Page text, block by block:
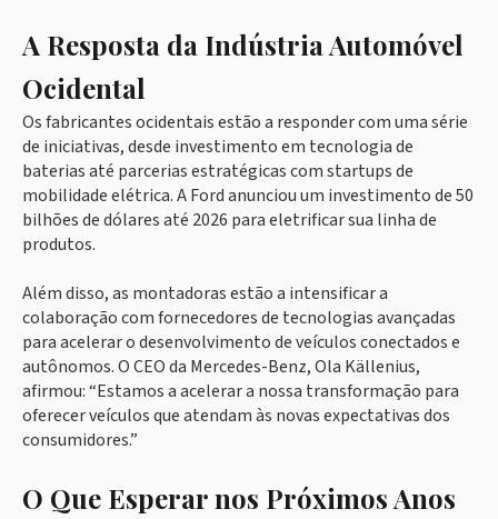
A Resposta da Indústria Automóvel
Ocidental
Os fabricantes ocidentais estão a responder com uma série
de iniciativas, desde investimento em tecnologia de
baterias até parcerias estratégicas com startups de
mobilidade elétrica. A Ford anunciou um investimento de 50
bilhões de dólares até 2026 para eletrificar sua linha de
produtos.
Além disso, as montadoras estão a intensificar a
colaboração com fornecedores de tecnologias avançadas
para acelerar o desenvolvimento de veículos conectados e
autônomos. O CEO da Mercedes-Benz, Ola Källenius,
afirmou: “Estamos a acelerar a nossa transformação para
oferecer veículos que atendam às novas expectativas dos
consumidores.”
O Que Esperar nos Próximos Anos